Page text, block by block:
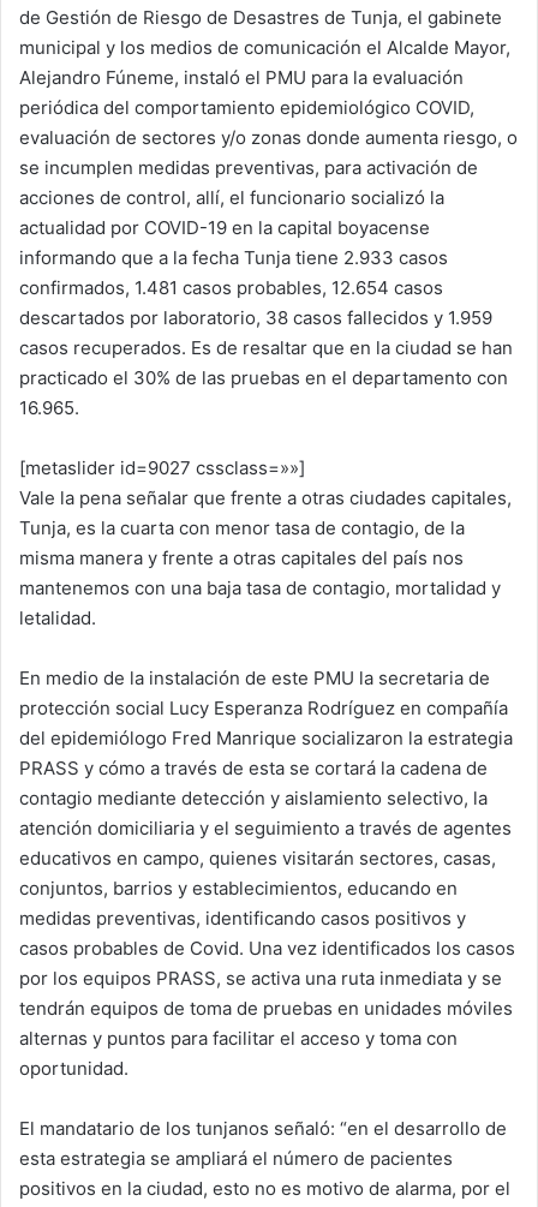
de Gestión de Riesgo de Desastres de Tunja, el gabinete
municipal y los medios de comunicación el Alcalde Mayor,
Alejandro Fúneme, instaló el PMU para la evaluación
periódica del comportamiento epidemiológico COVID,
evaluación de sectores y/o zonas donde aumenta riesgo, o
se incumplen medidas preventivas, para activación de
acciones de control, allí, el funcionario socializó la
actualidad por COVID-19 en la capital boyacense
informando que a la fecha Tunja tiene 2.933 casos
confirmados, 1.481 casos probables, 12.654 casos
descartados por laboratorio, 38 casos fallecidos y 1.959
casos recuperados. Es de resaltar que en la ciudad se han
practicado el 30% de las pruebas en el departamento con
16.965.
[metaslider id=9027 cssclass=»»]
Vale la pena señalar que frente a otras ciudades capitales,
Tunja, es la cuarta con menor tasa de contagio, de la
misma manera y frente a otras capitales del país nos
mantenemos con una baja tasa de contagio, mortalidad y
letalidad.
En medio de la instalación de este PMU la secretaria de
protección social Lucy Esperanza Rodríguez en compañía
del epidemiólogo Fred Manrique socializaron la estrategia
PRASS y cómo a través de esta se cortará la cadena de
contagio mediante detección y aislamiento selectivo, la
atención domiciliaria y el seguimiento a través de agentes
educativos en campo, quienes visitarán sectores, casas,
conjuntos, barrios y establecimientos, educando en
medidas preventivas, identificando casos positivos y
casos probables de Covid. Una vez identificados los casos
por los equipos PRASS, se activa una ruta inmediata y se
tendrán equipos de toma de pruebas en unidades móviles
alternas y puntos para facilitar el acceso y toma con
oportunidad.
El mandatario de los tunjanos señaló: “en el desarrollo de
esta estrategia se ampliará el número de pacientes
positivos en la ciudad, esto no es motivo de alarma, por el